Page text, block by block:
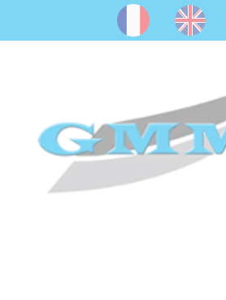
Panneau de gestion des cookies